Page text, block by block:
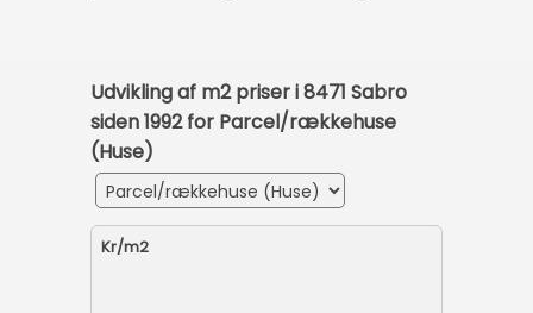
Udvikling af m2 priser i 8471 Sabro
siden 1992 for Parcel/rækkehuse
(Huse)
Kr/m2